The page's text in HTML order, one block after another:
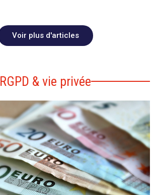
Voir plus d'articles
RGPD & vie privée